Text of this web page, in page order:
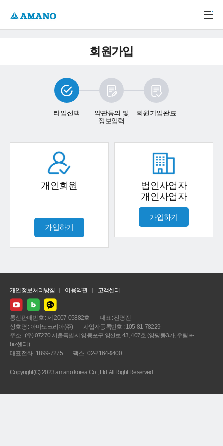
회원가입
타입선택
약관동의 및
정보입력
회원가입완료
개인회원
가입하기
법인사업자
개인사업자
가입하기
개인정보처리방침 이용약관 고객센터
통신판매번호 : 제 2007-05882호
대표 : 전명진
상호명 : 아마노코리아(주)
사업자등록번호 : 105-81-78229
주소 : (우) 07270 서울특별시 영등포구 양산로 43, 407호 (양평동3가, 우림 e-
biz센터)
대표전화 : 1899-7275
팩스 : 02-2164-9400
Copyright(C) 2023 amano korea Co., Ltd. All Right Reserved